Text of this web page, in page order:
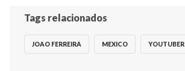
Tags relacionados
JOAO FERREIRA MEXICO YOUTUBER